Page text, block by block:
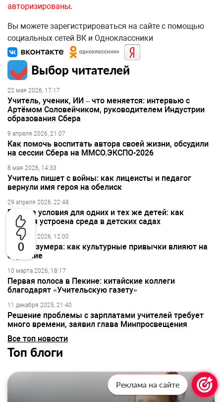
0
авторизированы.
Вы можете зарегистрироваться на сайте с помощью
социальных сетей ВК и Одноклассники
Выбор читателей
22 мая 2026, 17:17
Учитель, ученик, ИИ – что меняется: интервью с
Артёмом Соловейчиком, руководителем Индустрии
образования Сбера
9 апреля 2026, 21:07
Как помочь воспитать автора своей жизни, обсудили
на сессии Сбера на ММСО.ЭКСПО-2026
8 мая 2026, 14:33
Учитель пишет с войны: как лицеисты и педагог
вернули имя героя на обелиск
29 апреля 2026, 22:48
Разные условия для одних и тех же детей: как
сегодня устроена среда в детских садах
10 апреля 2026, 12:00
Взгляд зумера: как культурные привычки влияют на
обучение
10 марта 2026, 18:17
Первая полоса в Пекине: китайские коллеги
благодарят «Учительскую газету»
11 декабря 2025, 21:40
Решение проблемы с зарплатами учителей требует
много времени, заявил глава Минпросвещения
Все топ новости
Топ блоги
Реклама на сайте